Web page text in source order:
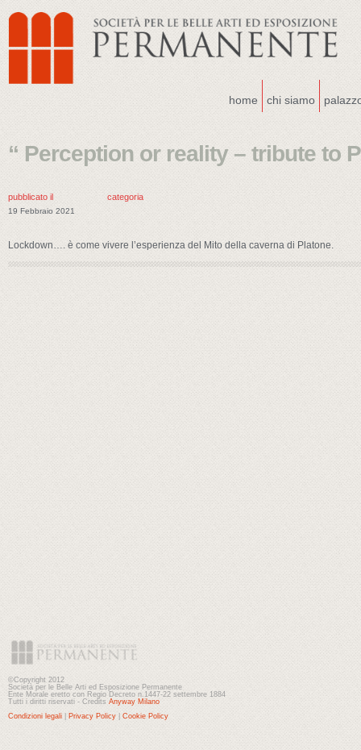
home chi siamo
“ Perception or reality – tribute to
pubblicato il
19 Febbraio 2021
categoria
Lockdown…. è come vivere l’esperienza del Mito della caverna di Platone.
©Copyright 2012
Società per le Belle Arti ed Esposizione Permanente
Ente Morale eretto con Regio Decreto n.1447-22 settembre 1884
Tutti i diritti riservati - Credits Anyway Milano
Condizioni legali
Privacy Policy Cookie Policy